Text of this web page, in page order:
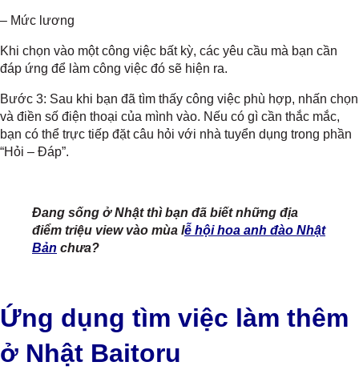
– Mức lương
Khi chọn vào một công việc bất kỳ, các yêu cầu mà bạn cần
đáp ứng để làm công việc đó sẽ hiện ra.
Bước 3: Sau khi bạn đã tìm thấy công việc phù hợp, nhấn chọn
và điền số điện thoại của mình vào. Nếu có gì cần thắc mắc,
bạn có thể trực tiếp đặt câu hỏi với nhà tuyển dụng trong phần
“Hỏi – Đáp”.
Đang sống ở Nhật thì bạn đã biết những địa
điểm triệu view vào mùa lễ hội hoa anh đào Nhật
Bản chưa?
Ứng dụng tìm việc làm thêm
ở Nhật Baitoru